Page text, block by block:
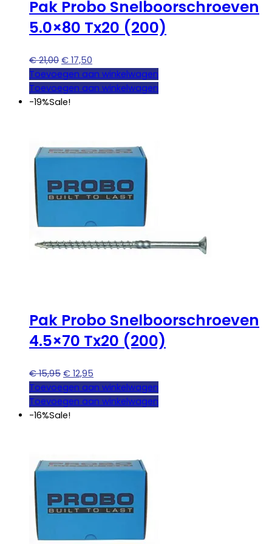
Pak Probo Snelboorschroeven
5.0×80 Tx20 (200)
€21,00 Oorspronkelijke
prijs
was:
€ 21,00.
€ 17,50
prijs
is:
Toevoegen aan winkelwagen
Toevoegen aan winkelwagen
-19%Sale!
Pak Probo Snelboorschroeven
4.5×70 Tx20 (200)
€15,95 Oorspronkelijke
prijs
was:
€ 15,95.
€ 12,95
prijs
is:
Toevoegen aan winkelwagen
Toevoegen aan winkelwagen
-16%Sale!